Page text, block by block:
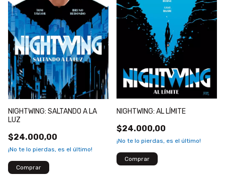
NIGHTWING: SALTANDO A LA
LUZ
$24.000,00
¡No te lo pierdas, es el último!
NIGHTWING: AL LÍMITE
$24.000,00
¡No te lo pierdas, es el último!